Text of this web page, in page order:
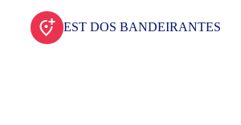
EST DOS BANDEIRANTES